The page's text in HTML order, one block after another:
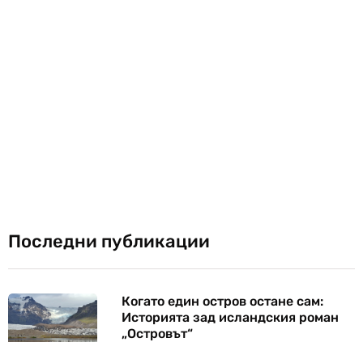
Последни публикации
Когато един остров остане сам:
Историята зад исландския роман
„Островът“